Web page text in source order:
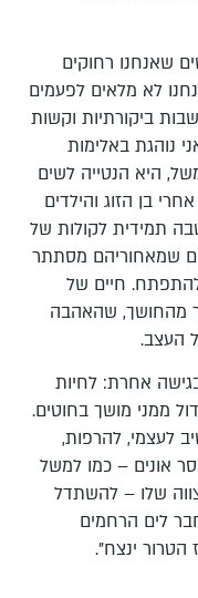
שאנחנו רחוקים
לא מלאים לפעמים
ביקורתיות וקשות
נוהגת באלימות
היא הנטייה לשים
בן הזוג והילדים
תמידית לקולות של
שמאחוריהם מסתתר
חיים של
מהחושך, שהאהבה
העצב.
אחרת: לחיות
ממני מושך בחוטים.
לעצמי, להרפות,
אונים – כמו למשל
שלו – להשתדל
לים הרחמים
ינצח".